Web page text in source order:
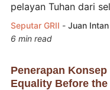
pelayan Tuhan dari
Seputar GRII - Juan
6 min read
Penerapan
Equality Before